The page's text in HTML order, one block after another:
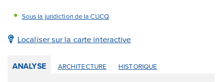
Sous la juridiction de la CUCQ
Localiser sur la carte interactive
ANALYSE ARCHITECTURE HISTORIQUE